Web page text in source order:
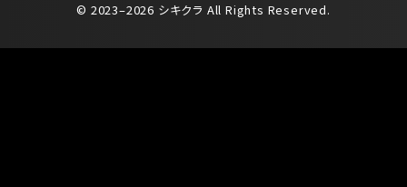
© 2023–2026 シキクラ All Rights Reserved.